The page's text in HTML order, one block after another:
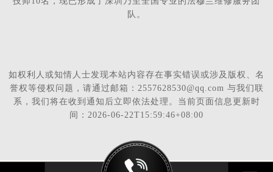
队。
如权利人或知情人士发现本站内容存在事实错误或涉及版权、名
誉权等侵权问题，请通过邮箱：2557628530@qq.com 与我们联
系，我们将在收到通知后立即依法处理。当前页面信息更新时
间：2026-06-22T15:59:46+08:00